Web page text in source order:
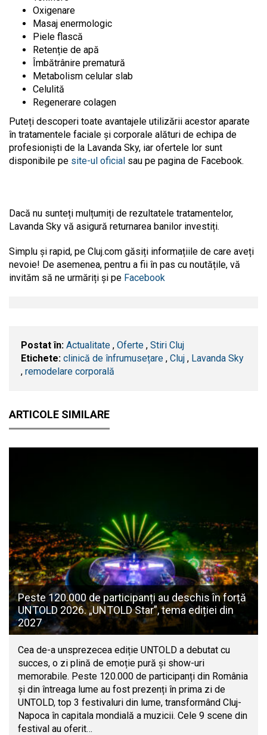
Oxigenare
Masaj enermologic
Piele flască
Retenție de apă
Îmbătrânire prematură
Metabolism celular slab
Celulită
Regenerare colagen
Puteți descoperi toate avantajele utilizării acestor aparate
în tratamentele faciale și corporale alături de echipa de
profesioniști de la Lavanda Sky, iar ofertele lor sunt
disponibile pe site-ul oficial sau pe pagina de Facebook.
Dacă nu sunteți mulțumiți de rezultatele tratamentelor,
Lavanda Sky vă asigură returnarea banilor investiți.
Simplu și rapid, pe Cluj.com găsiți informațiile de care aveți
nevoie! De asemenea, pentru a fii în pas cu noutățile, vă
invităm să ne urmăriți și pe Facebook
Postat în: Actualitate , Oferte , Stiri Cluj
Etichete: clinică de înfrumusețare , ​Cluj , Lavanda Sky
, remodelare corporală
ARTICOLE SIMILARE
Peste 120.000 de participanți au deschis în forță
UNTOLD 2026. „UNTOLD Star”, tema ediției din
2027
Cea de-a unsprezecea ediție UNTOLD a debutat cu
succes, o zi plină de emoție pură și show-uri
memorabile. Peste 120.000 de participanți din România
și din întreaga lume au fost prezenți în prima zi de
UNTOLD, top 3 festivaluri din lume, transformând Cluj-
Napoca în capitala mondială a muzicii. Cele 9 scene din
festival au oferit…